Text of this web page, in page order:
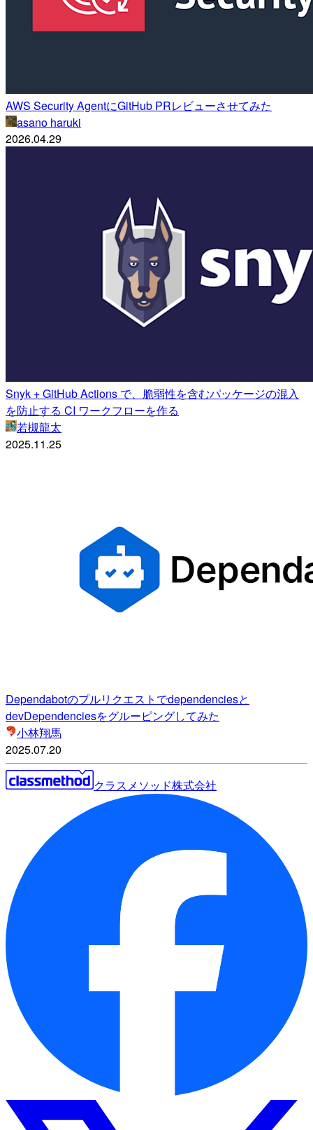
AWS Security AgentにGitHub PRレビューさせてみた
asano haruki
2026.04.29
Snyk + GitHub Actions で、脆弱性を含むパッケージの混入
を防止する CI ワークフローを作る
若槻龍太
2025.11.25
Dependabotのプルリクエストでdependenciesと
devDependenciesをグルーピングしてみた
小林翔馬
2025.07.20
クラスメソッド株式会社